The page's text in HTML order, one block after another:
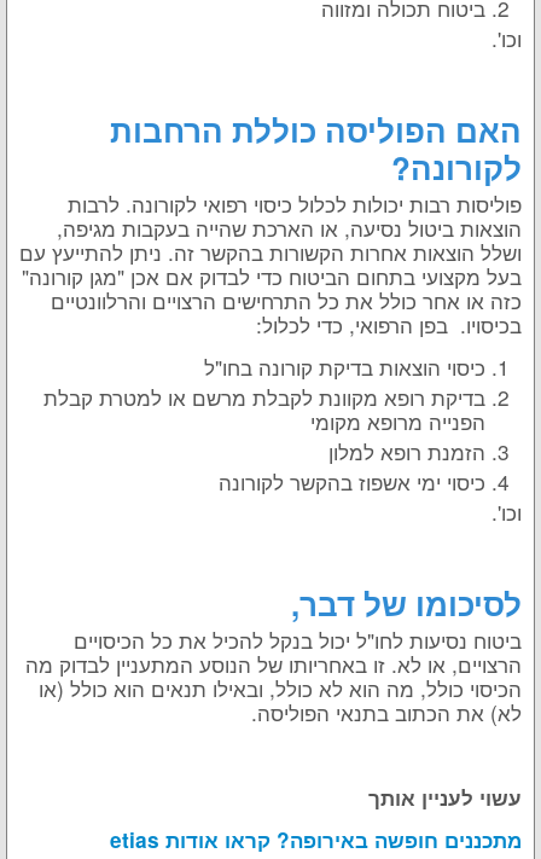
ביטוח תכולה ומזווה
וכו'.
האם הפוליסה כוללת הרחבות
לקורונה?
פוליסות רבות יכולות לכלול כיסוי רפואי לקורונה. לרבות
הוצאות ביטול נסיעה, או הארכת שהייה בעקבות מגיפה,
ושלל הוצאות אחרות הקשורות בהקשר זה. ניתן להתייעץ עם
בעל מקצועי בתחום הביטוח כדי לבדוק אם אכן "מגן קורונה"
כזה או אחר כולל את כל התרחישים הרצויים והרלוונטיים
בכיסויו. בפן הרפואי, כדי לכלול:
כיסוי הוצאות בדיקת קורונה בחו"ל
בדיקת רופא מקוונת לקבלת מרשם או למטרת קבלת
הפנייה מרופא מקומי
הזמנת רופא למלון
כיסוי ימי אשפוז בהקשר לקורונה
וכו'.
לסיכומו של דבר,
ביטוח נסיעות לחו"ל יכול בנקל להכיל את כל הכיסויים
הרצויים, או לא. זו באחריותו של הנוסע המתעניין לבדוק מה
הכיסוי כולל, מה הוא לא כולל, ובאילו תנאים הוא כולל (או
לא) את הכתוב בתנאי הפוליסה.
עשוי לעניין אותך
מתכננים חופשה באירופה? קראו אודות etias